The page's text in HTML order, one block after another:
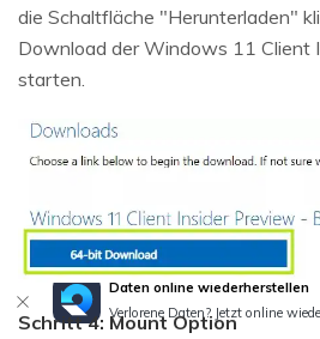
die Schaltfläche "Herunterladen"
Download der Windows 11 Client
starten.
Schritt 4: Mount Option
Daten online wiederherstellen
Verlorene Daten? Jetzt online